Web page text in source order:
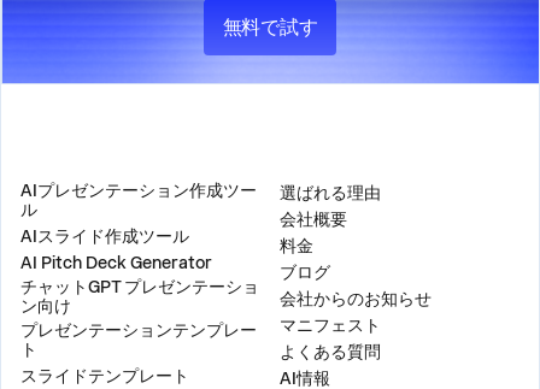
無料で試す
AIプレゼンテーション作成ツー
ル
AIスライド作成ツール
AI Pitch Deck Generator
チャットGPT プレゼンテーショ
ン向け
プレゼンテーションテンプレー
ト
スライドテンプレート
選ばれる理由
会社概要
料金
ブログ
会社からのお知らせ
マニフェスト
よくある質問
AI情報